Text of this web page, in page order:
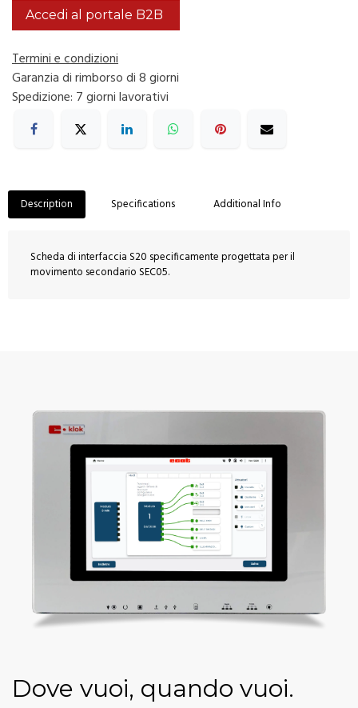
Accedi al portale B2B
Termini e condizioni
Garanzia di rimborso di 8 giorni
Spedizione: 7 giorni lavorativi
Description Specifications Additional Info
Scheda di interfaccia S20 specificamente progettata per il
movimento secondario SEC05.
Dove vuoi, quando vuoi.